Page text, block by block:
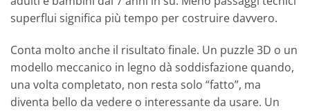
superflui significa più tempo per costruire davvero.
Conta molto anche il risultato finale. Un puzzle 3D o un
modello meccanico in legno dà soddisfazione quando,
una volta completato, non resta solo “fatto”, ma
diventa bello da vedere o interessante da usare. Un